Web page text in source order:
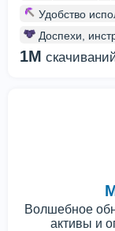
Удобство
Доспехи,
1M
Волшебное
активы и